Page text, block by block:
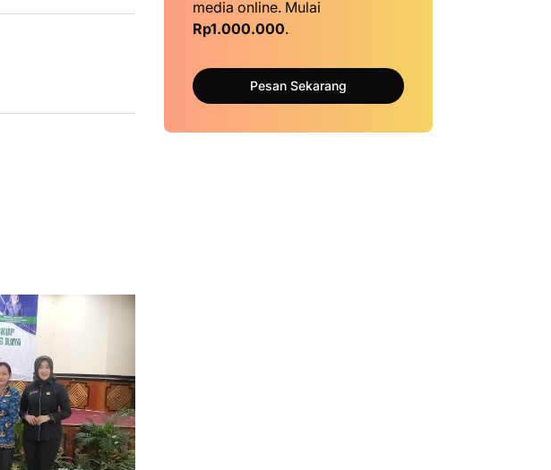
media online. Mulai
Rp1.000.000.
Pesan Sekarang